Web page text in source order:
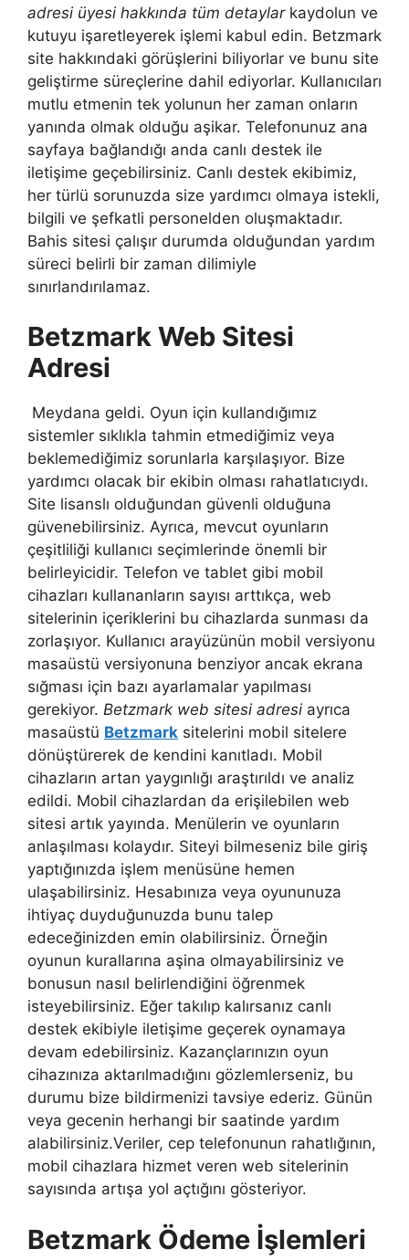
adresi üyesi hakkında tüm detaylarkaydolun ve
kutuyu işaretleyerek işlemi kabul edin. Betzmark
site hakkındaki görüşlerini biliyorlar ve bunu site
geliştirme süreçlerine dahil ediyorlar. Kullanıcıları
mutlu etmenin tek yolunun her zaman onların
yanında olmak olduğu aşikar. Telefonunuz ana
sayfaya bağlandığı anda canlı destek ile
iletişime geçebilirsiniz. Canlı destek ekibimiz,
her türlü sorunuzda size yardımcı olmaya istekli,
bilgili ve şefkatli personelden oluşmaktadır.
Bahis sitesi çalışır durumda olduğundan yardım
süreci belirli bir zaman dilimiyle
sınırlandırılamaz.
Betzmark Web Sitesi
Adresi
Meydana geldi. Oyun için kullandığımız
sistemler sıklıkla tahmin etmediğimiz veya
beklemediğimiz sorunlarla karşılaşıyor. Bize
yardımcı olacak bir ekibin olması rahatlatıcıydı.
Site lisanslı olduğundan güvenli olduğuna
güvenebilirsiniz. Ayrıca, mevcut oyunların
çeşitliliği kullanıcı seçimlerinde önemli bir
belirleyicidir. Telefon ve tablet gibi mobil
cihazları kullananların sayısı arttıkça, web
sitelerinin içeriklerini bu cihazlarda sunması da
zorlaşıyor. Kullanıcı arayüzünün mobil versiyonu
masaüstü versiyonuna benziyor ancak ekrana
sığması için bazı ayarlamalar yapılması
gerekiyor. Betzmark web sitesi adresi ayrıca
masaüstü Betzmark sitelerini mobil sitelere
dönüştürerek de kendini kanıtladı. Mobil
cihazların artan yaygınlığı araştırıldı ve analiz
edildi. Mobil cihazlardan da erişilebilen web
sitesi artık yayında. Menülerin ve oyunların
anlaşılması kolaydır. Siteyi bilmeseniz bile giriş
yaptığınızda işlem menüsüne hemen
ulaşabilirsiniz. Hesabınıza veya oyununuza
ihtiyaç duyduğunuzda bunu talep
edeceğinizden emin olabilirsiniz. Örneğin
oyunun kurallarına aşina olmayabilirsiniz ve
bonusun nasıl belirlendiğini öğrenmek
isteyebilirsiniz. Eğer takılıp kalırsanız canlı
destek ekibiyle iletişime geçerek oynamaya
devam edebilirsiniz. Kazançlarınızın oyun
cihazınıza aktarılmadığını gözlemlerseniz, bu
durumu bize bildirmenizi tavsiye ederiz. Günün
veya gecenin herhangi bir saatinde yardım
alabilirsiniz.Veriler, cep telefonunun rahatlığının,
mobil cihazlara hizmet veren web sitelerinin
sayısında artışa yol açtığını gösteriyor.
Betzmark Ödeme İşlemleri